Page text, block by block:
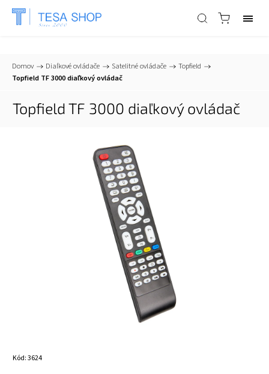
📞+421 903 553 805 info@tesa-systems.sk
Domov / Diaľkové ovládače / Satelitné ovládače / Topfield /
Topfield TF 3000 diaľkový ovládač
Topfield TF 3000 diaľkový ovládač
Kód:3624